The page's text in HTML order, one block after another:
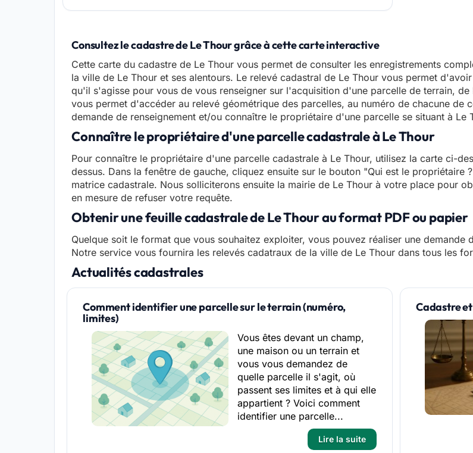
Consultez le cadastre de Le Thour grâce à cette carte interactive
Cette carte du cadastre de Le Thour vous permet de consulter les enregistrements
la ville de Le Thour et ses alentours. Le relevé cadastral de Le Thour vous permet
qu'il s'agisse pour vous de vous renseigner sur l'acquisition d'une parcelle de terrain,
vous permet d'accéder au relevé géométrique des parcelles, au numéro de chacune de
demande de renseignement et/ou connaître le propriétaire d'une parcelle se situant à Le
Connaître le propriétaire d'une parcelle cadastrale à Le Thour
Pour connaître le propriétaire d'une parcelle cadastrale à Le Thour, utilisez la carte ci-
dessus. Dans la fenêtre de gauche, cliquez ensuite sur le bouton "Qui est le
matrice cadastrale. Nous solliciterons ensuite la mairie de Le Thour à votre place pour
en mesure de refuser votre requête.
Obtenir une feuille cadastrale de Le Thour au format PDF ou papier
Quelque soit le format que vous souhaitez exploiter, vous pouvez réaliser une
Notre service vous fournira les relevés cadatraux de la ville de Le Thour dans tous les
Actualités cadastrales
Comment identifier une parcelle sur le terrain (numéro,
limites)
Vous êtes devant un champ,
une maison ou un terrain et
vous vous demandez de
quelle parcelle il s'agit, où
passent ses limites et à qui elle
appartient ? Voici comment
identifier une parcelle...
Lire la suite
Cadastre